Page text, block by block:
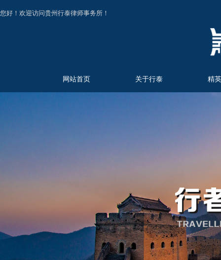
网站首页 关于行泰 精
您好！欢迎访问贵州行泰律师事务所！